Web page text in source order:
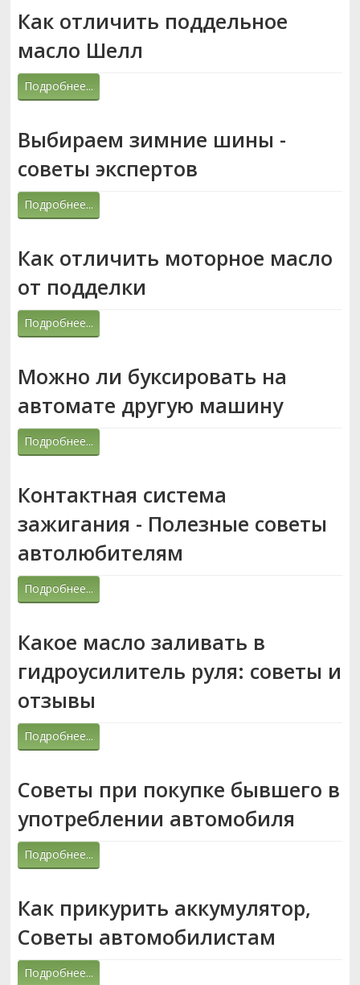
Как отличить поддельное
масло Шелл
Подробнее...
Выбираем зимние шины -
советы экспертов
Подробнее...
Как отличить моторное масло
от подделки
Подробнее...
Можно ли буксировать на
автомате другую машину
Подробнее...
Контактная система
зажигания - Полезные советы
автолюбителям
Подробнее...
Какое масло заливать в
гидроусилитель руля: советы и
отзывы
Подробнее...
Советы при покупке бывшего в
употреблении автомобиля
Подробнее...
Как прикурить аккумулятор,
Советы автомобилистам
Подробнее...